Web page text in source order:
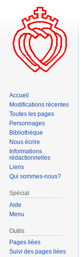
Accueil
Modifications récentes
Toutes les pages
Personnages
Bibliothèque
Nous écrire
Informations
rédactionnelles
Liens
Qui sommes-nous?
Spécial
Aide
Menu
Outils
Pages liées
Suivi des pages liées